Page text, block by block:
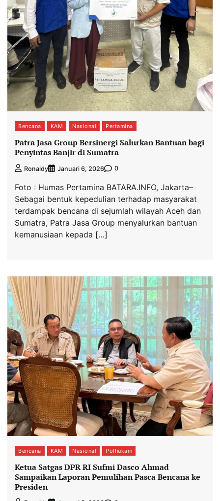
Bencana KAM Nasional Pertamina
Patra Jasa Group Bersinergi Salurkan Bantuan bagi
Penyintas Banjir di Sumatra
Ronaldy Januari 6, 2026 0
Foto : Humas Pertamina BATARA.INFO, Jakarta–
Sebagai bentuk kepedulian terhadap masyarakat
terdampak bencana di sejumlah wilayah Aceh dan
Sumatra, Patra Jasa Group menyalurkan bantuan
kemanusiaan kepada […]
Bencana KAM Nasional Polhukam
Ketua Satgas DPR RI Sufmi Dasco Ahmad
Sampaikan Laporan Pemulihan Pasca Bencana ke
Presiden